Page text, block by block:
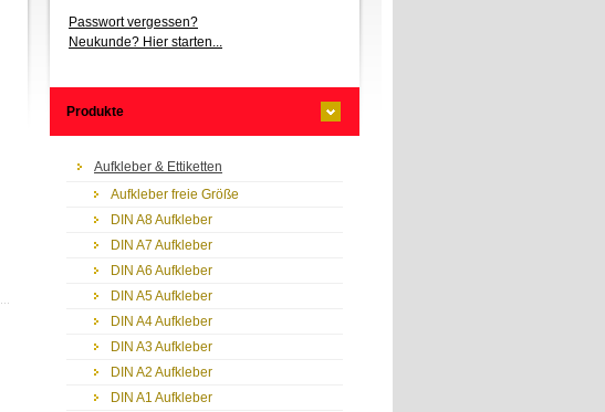
Passwort vergessen?
Neukunde? Hier starten...
Produkte
Aufkleber & Ettiketten
Aufkleber freie Größe
DIN A8 Aufkleber
DIN A7 Aufkleber
DIN A6 Aufkleber
DIN A5 Aufkleber
DIN A4 Aufkleber
DIN A3 Aufkleber
DIN A2 Aufkleber
DIN A1 Aufkleber